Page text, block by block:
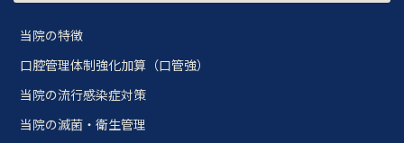
当院の特徴
口腔管理体制強化加算（口管強）
当院の流行感染症対策
当院の滅菌・衛生管理